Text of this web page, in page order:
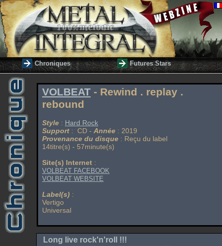
Chroniques Futures Stars
VOLBEAT - Rewind . replay .
rebound
Style : Hard Rock
Support : CD - Année : 2019
Provenance du disque : Reçu du label
14titre(s) - 57minute(s)
Site(s) Internet :
VOLBEAT FACEBOOK
VOLBEAT WEBSITE
Label(s) :
Vertigo
Universal
Long live rock'n'roll !!!